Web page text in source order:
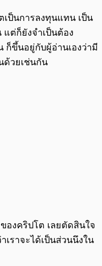
ป็นการลงทุนแทน เป็น
แต่ก็ยังจำเป็นต้อง
ก็ขึ้นอยู่กับผู้อ่านเองว่ามี
ด้วยเช่นกัน
องคริปโต เลยตัดสินใจ
ราจะได้เป็นส่วนนึงใน